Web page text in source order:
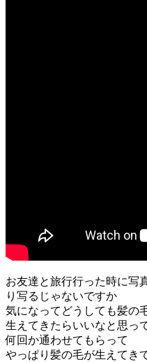
お友達と旅行行った時に写
り写るじゃないですか
気になってどうしても髪の
生えてきたらいいなと思っ
何回か通わせてもらって
やっぱり髪の毛が生えてき